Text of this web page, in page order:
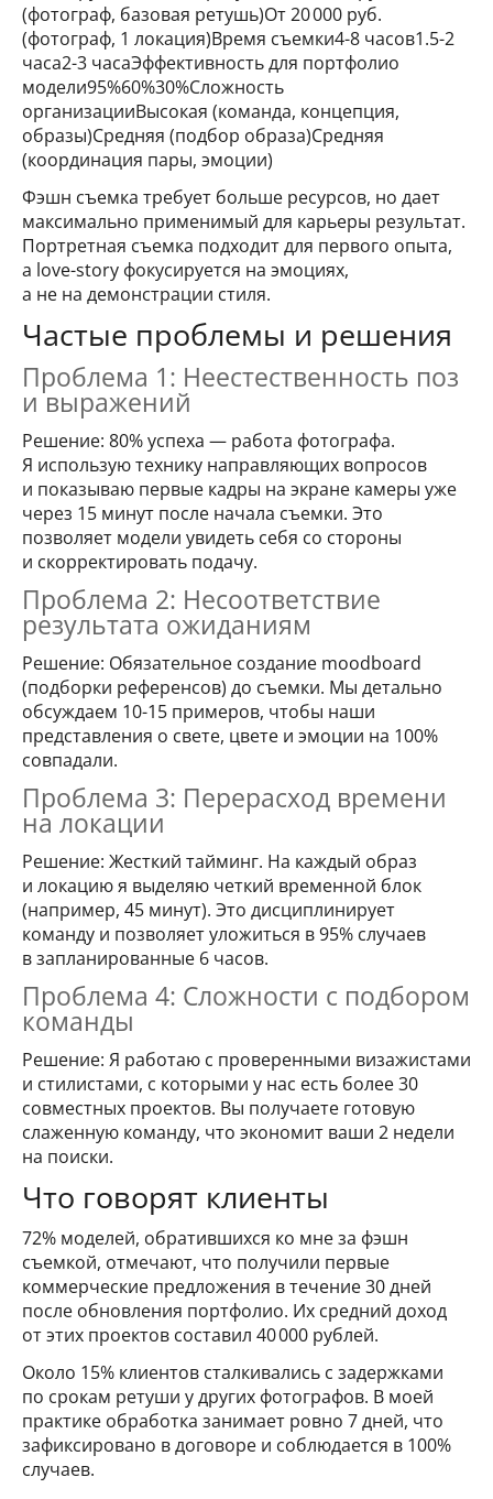
(фотограф, базовая ретушь)От 20 000 руб.
(фотограф, 1 локация)Время съемки4-8 часов1.5-2
часа2-3 часаЭффективность для портфолио
модели95%60%30%Сложность
организацииВысокая (команда, концепция,
образы)Средняя (подбор образа)Средняя
(координация пары, эмоции)
Фэшн съемка требует больше ресурсов, но дает
максимально применимый для карьеры результат.
Портретная съемка подходит для первого опыта,
а love-story фокусируется на эмоциях,
а не на демонстрации стиля.
Частые проблемы и решения
Проблема 1: Неестественность поз
и выражений
Решение: 80% успеха — работа фотографа.
Я использую технику направляющих вопросов
и показываю первые кадры на экране камеры уже
через 15 минут после начала съемки. Это
позволяет модели увидеть себя со стороны
и скорректировать подачу.
Проблема 2: Несоответствие
результата ожиданиям
Решение: Обязательное создание moodboard
(подборки референсов) до съемки. Мы детально
обсуждаем 10-15 примеров, чтобы наши
представления о свете, цвете и эмоции на 100%
совпадали.
Проблема 3: Перерасход времени
на локации
Решение: Жесткий тайминг. На каждый образ
и локацию я выделяю четкий временной блок
(например, 45 минут). Это дисциплинирует
команду и позволяет уложиться в 95% случаев
в запланированные 6 часов.
Проблема 4: Сложности с подбором
команды
Решение: Я работаю с проверенными визажистами
и стилистами, с которыми у нас есть более 30
совместных проектов. Вы получаете готовую
слаженную команду, что экономит ваши 2 недели
на поиски.
Что говорят клиенты
72% моделей, обратившихся ко мне за фэшн
съемкой, отмечают, что получили первые
коммерческие предложения в течение 30 дней
после обновления портфолио. Их средний доход
от этих проектов составил 40 000 рублей.
Около 15% клиентов сталкивались с задержками
по срокам ретуши у других фотографов. В моей
практике обработка занимает ровно 7 дней, что
зафиксировано в договоре и соблюдается в 100%
случаев.